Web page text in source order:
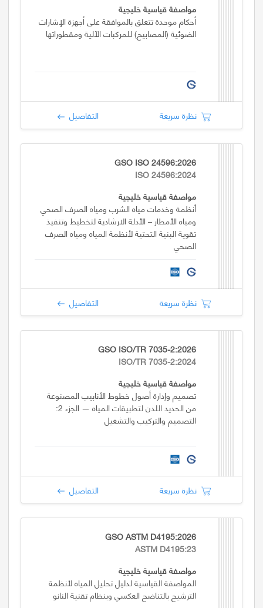
مواصفة قياسية خليجية
أحكام موحدة تتعلق بالموافقة على أجهزة الإشارات
الضوئية (المصابيح) للمركبات الآلية ومقطوراتها
نظرة سريعة التفاصيل
GSO ISO 24596:2026
ISO 24596:2024
مواصفة قياسية خليجية
أنظمة وخدمات مياه الشرب ومياه الصرف الصحي
ومياه الأمطار – الأدلة الارشادية لتخطيط وتنفيذ
تقوية البنية التحتية لأنظمة المياه ومياه الصرف
الصحي
نظرة سريعة التفاصيل
GSO ISO/TR 7035-2:2026
ISO/TR 7035-2:2024
مواصفة قياسية خليجية
تصميم وإدارة أصول خطوط الأنابيب المصنوعة
من الحديد اللدن لتطبيقات المياه — الجزء 2:
التصميم والتركيب والتشغيل
نظرة سريعة التفاصيل
GSO ASTM D4195:2026
ASTM D4195:23
مواصفة قياسية خليجية
المواصفة القياسية لدليل تحليل المياه لأنظمة
الترشيح بالتناضح العكسي وبنظام تقنية النانو